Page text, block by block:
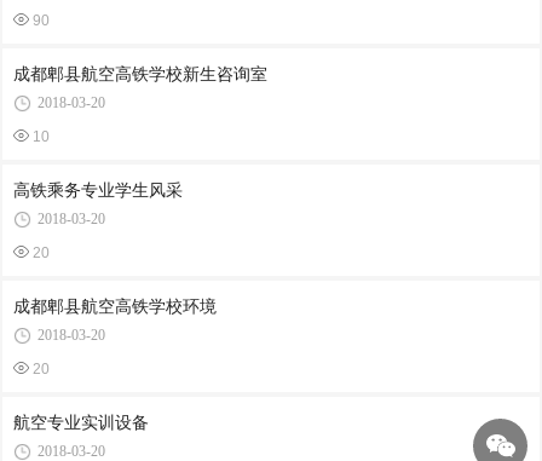
90
成都郫县航空高铁学校新生咨询室
2018-03-20
10
高铁乘务专业学生风采
2018-03-20
20
成都郫县航空高铁学校环境
2018-03-20
20
航空专业实训设备
2018-03-20